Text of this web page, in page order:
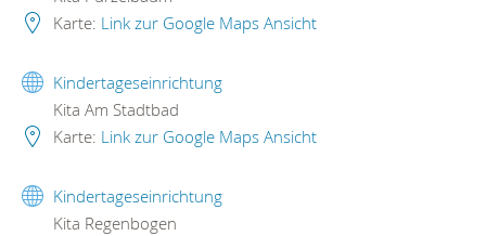
Karte: Link zur Google Maps Ansicht
Kindertageseinrichtung
Kita Am Stadtbad
Karte: Link zur Google Maps Ansicht
Kindertageseinrichtung
Kita Regenbogen